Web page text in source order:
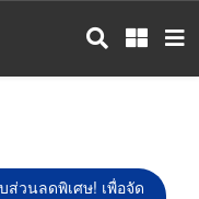
วนลดพิเศษ! เพื่อจัด